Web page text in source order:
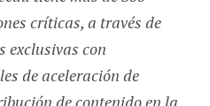
críticas, a través de
con
de aceleración de
de contenido en la